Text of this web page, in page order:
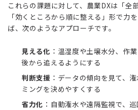
これらの課題に対して、農業DXは「全
「効くところから順に整える」形で力
ば、次のようなアプローチです。
見える化 ：温湿度や土壌水分、作
後から追えるようにする
判断支援 ：データの傾向を見て、
ミングを決めやすくする
省力化 ：自動潅水や遠隔監視で、